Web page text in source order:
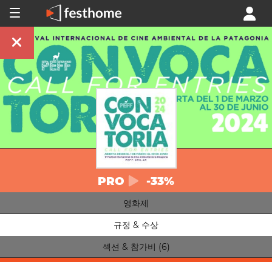
PRO -33%
영화제
규정 & 수상
섹션 & 참가비 (6)